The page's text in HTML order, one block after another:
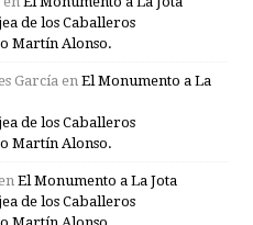
de los Caballeros
Martín Alonso.
García en El Monumento a La
de los Caballeros
Martín Alonso.
en El Monumento a La Jota
de los Caballeros